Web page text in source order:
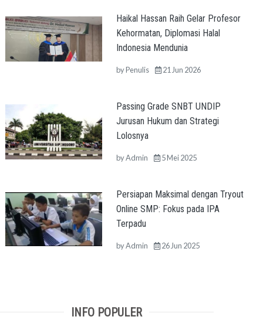
Haikal Hassan Raih Gelar Profesor
Kehormatan, Diplomasi Halal
Indonesia Mendunia
byPenulis 21 Jun 2026
Passing Grade SNBT UNDIP
Jurusan Hukum dan Strategi
Lolosnya
byAdmin 5 Mei 2025
Persiapan Maksimal dengan Tryout
Online SMP: Fokus pada IPA
Terpadu
byAdmin 26 Jun 2025
INFO POPULER